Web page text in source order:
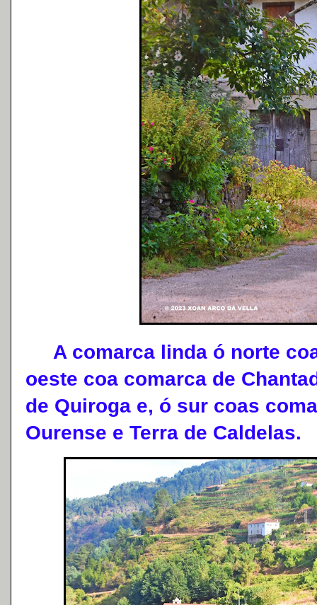
A comarca linda ó norte
oeste coa comarca de
de Quiroga e, ó sur coas
Ourense e Terra de Caldelas.